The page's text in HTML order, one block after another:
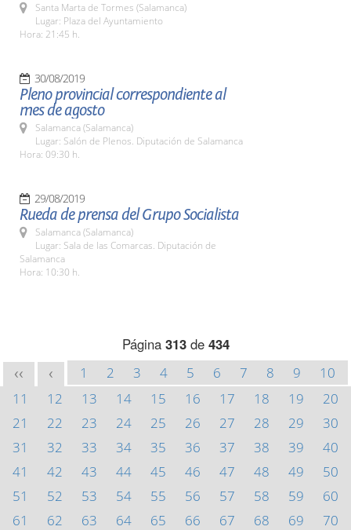
Santa Marta de Tormes (Salamanca)
Lugar: Plaza del Ayuntamiento
Hora: 21:45 h.
30/08/2019
Pleno provincial correspondiente al
mes de agosto
Salamanca (Salamanca)
Lugar: Salón de Plenos. Diputación de Salamanca
Hora: 09:30 h.
29/08/2019
Rueda de prensa del Grupo Socialista
Salamanca (Salamanca)
Lugar: Sala de las Comarcas. Diputación de
Salamanca
Hora: 10:30 h.
Página 313de 434
<< < 1 2 3 4 5 6 7 8 9
10
11
12 13 14 15 16 17 18 19
20
21
22 23 24 25 26 27 28 29
30
31
32 33 34 35 36 37 38 39
40
41
42 43 44 45 46 47 48 49
50
51
52 53 54 55 56 57 58 59
60
61
62 63 64 65 66 67 68 69
70